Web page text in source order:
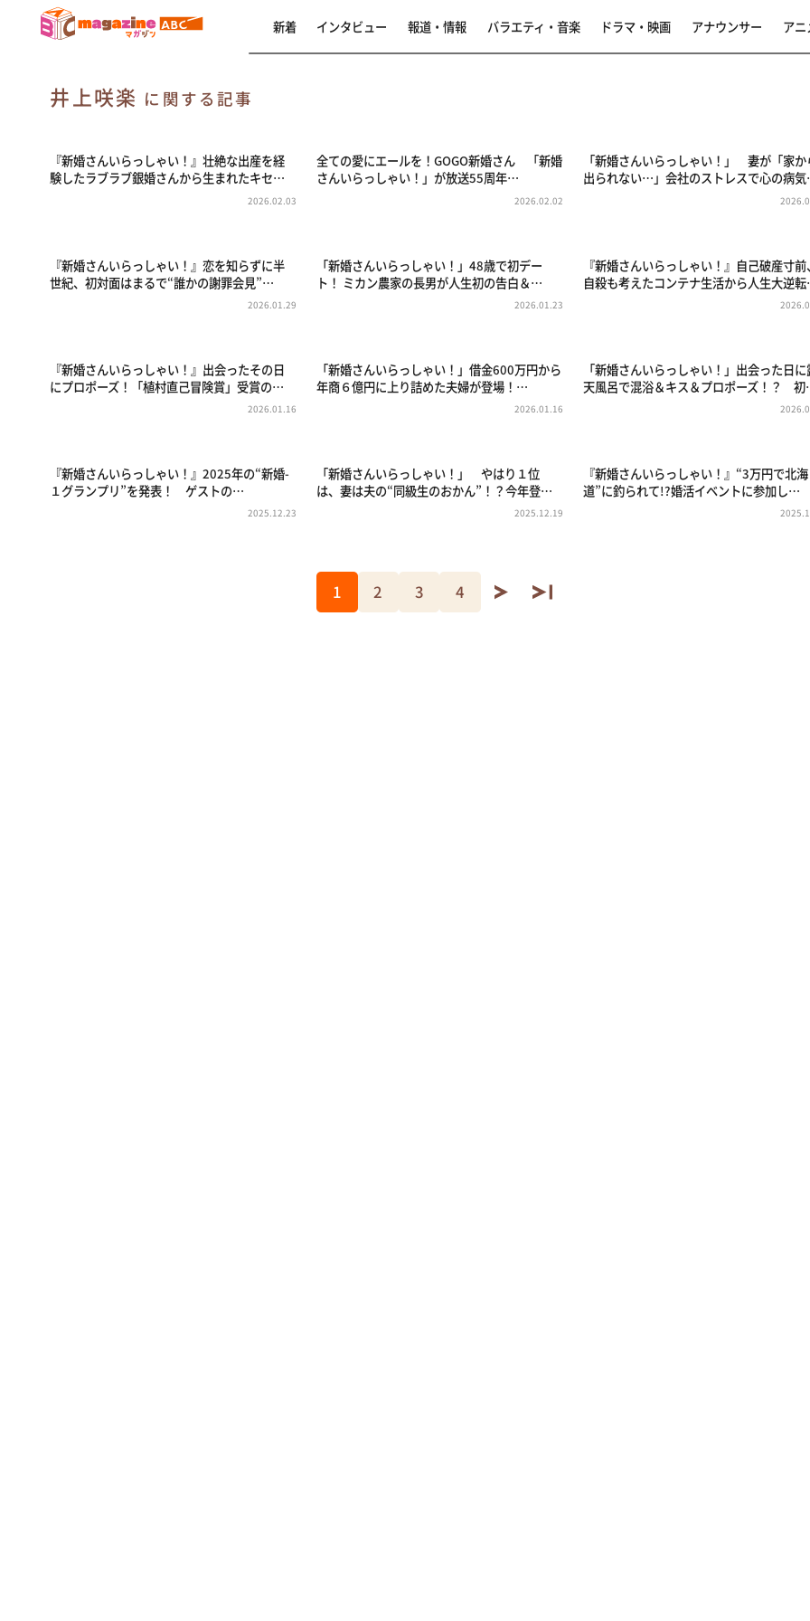
新着 インタビュー 報道・情報 バラエティ・音楽 ドラマ・映画 アナウンサー アニ
井上咲楽 に関する記事
『新婚さんいらっしゃい！』壮絶な出産を経
験したラブラブ銀婚さんから生まれたキセ…
2026.02.03
全ての愛にエールを！GOGO新婚さん 「新婚
さんいらっしゃい！」が放送55周年…
2026.02.02
「新婚さんいらっしゃい！」 妻が「家か
出られない…」会社のストレスで心の病
『新婚さんいらっしゃい！』恋を知らずに半
世紀、初対面はまるで“誰かの謝罪会見”…
2026.01.29
「新婚さんいらっしゃい！」48歳で初デー
ト！ ミカン農家の長男が人生初の告白＆…
2026.01.23
『新婚さんいらっしゃい！』自己破産寸前、
自殺も考えたコンテナ生活から人生大逆
『新婚さんいらっしゃい！』出会ったその日
にプロポーズ！「植村直己冒険賞」受賞の…
2026.01.16
「新婚さんいらっしゃい！」借金600万円から
年商６億円に上り詰めた夫婦が登場！…
2026.01.16
「新婚さんいらっしゃい！」出会った日に
天風呂で混浴＆キス＆プロポーズ！？
『新婚さんいらっしゃい！』2025年の“新婚-
１グランプリ”を発表！ ゲストの…
2025.12.23
「新婚さんいらっしゃい！」 やはり１位
は、妻は夫の“同級生のおかん”！？今年登…
2025.12.19
『新婚さんいらっしゃい！』“3万円で北海
道”に釣られて!?婚活イベントに参加し…
1 2 3 4